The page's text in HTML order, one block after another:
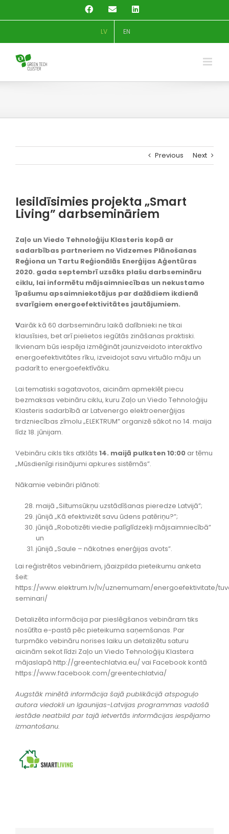
FacebookEmail LinkedIn
LV EN
Previous Next
Iesildīsimies projekta „Smart
Living” darbsemināriem
Zaļo un Viedo Tehnoloģiju Klasteris kopā ar
sadarbības partneriem no Vidzemes Plānošanas
Reģiona un Tartu Reģionālās Enerģijas Aģentūras
2020. gada septembrī uzsāks plašu darbsemināru
ciklu, lai informētu mājsaimniecības un nekustamo
īpašumu apsaimniekotājus par dažādiem ikdienā
svarīgiem energoefektivitātes jautājumiem.
Vairāk kā 60 darbsemināru laikā dalībnieki ne tikai
klausīsies, bet arī pielietos iegūtās zināšanas praktiski.
Ikvienam būs iespēja izmēģināt jaunizveidoto interaktīvo
energoefektivitātes rīku, izveidojot savu virtuālo māju un
padarīt to energoefektīvāku.
Lai tematiski sagatavotos, aicinām apmeklēt piecu
bezmaksas vebināru ciklu, kuru Zaļo un Viedo Tehnoloģiju
Klasteris sadarbībā ar Latvenergo elektroenerģijas
tirdzniecības zīmolu „ELEKTRUM” organizē sākot no 14. maija
līdz 18. jūnijam.
Vebināru cikls tiks atklāts 14. maijā pulksten 10:00 ar tēmu
„Mūsdienīgi risinājumi apkures sistēmās”.
Nākamie vebināri plānoti:
maijā „Siltumsūkņu uzstādīšanas pieredze Latvijā”;
jūnijā „Kā efektivizēt savu ūdens patēriņu?”;
jūnijā „Robotizēti viedie palīglīdzekļi mājsaimniecībā”
un
jūnijā „Saule – nākotnes enerģijas avots”.
Lai reģistrētos vebināriem, jāaizpilda pieteikumu anketa
šeit:
https://www.elektrum.lv/lv/uznemumam/energoefektivitate/
seminari/
Detalizēta informācija par pieslēgšanos vebināram tiks
nosūtīta e-pastā pēc pieteikuma saņemšanas. Par
turpmāko vebināru norises laiku un detalizētu saturu
aicinām sekot līdzi Zaļo un Viedo Tehnoloģiju Klastera
mājaslapā http://greentechlatvia.eu/ vai Facebook kontā
https://www.facebook.com/greentechlatvia/
Augstāk minētā informācija šajā publikācijā atspoguļo
autora viedokli un Igaunijas-Latvijas programmas vadošā
iestāde neatbild par tajā ietvertās informācijas iespējamo
izmantošanu.